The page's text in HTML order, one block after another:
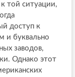
той ситуации,
доступ к
и буквально
заводов,
Однако этот